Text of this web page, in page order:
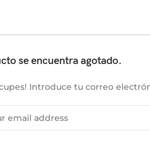
se encuentra agotado.
Introduce tu correo